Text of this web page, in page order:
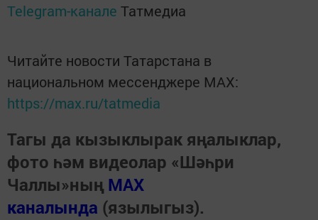
Telegram-канале Татмедиа
Читайте новости Татарстана в
национальном мессенджере MАХ:
https://max.ru/tatmedia
Тагы да кызыклырак яңалыклар,
фото һәм видеолар «Шәһри
Чаллы»ның MAX
каналында (язылыгыз).